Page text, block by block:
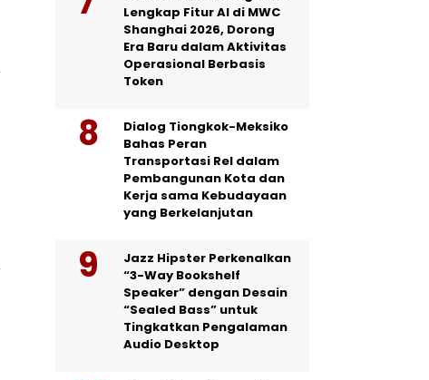
Lengkap Fitur AI di MWC
Shanghai 2026, Dorong
Era Baru dalam Aktivitas
Operasional Berbasis
Token
Dialog Tiongkok-Meksiko
Bahas Peran
Transportasi Rel dalam
Pembangunan Kota dan
Kerja sama Kebudayaan
yang Berkelanjutan
Jazz Hipster Perkenalkan
“3-Way Bookshelf
Speaker” dengan Desain
“Sealed Bass” untuk
Tingkatkan Pengalaman
Audio Desktop